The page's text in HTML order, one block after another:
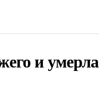
и умерла